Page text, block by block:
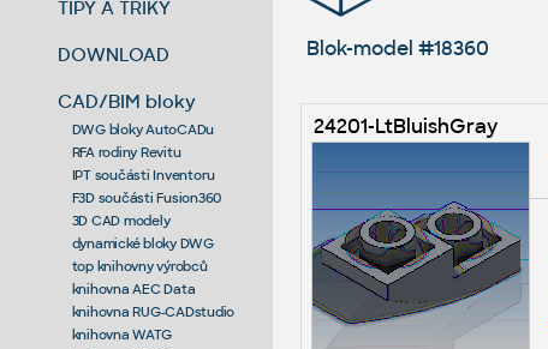
TIPY A TRIKY
DOWNLOAD
CAD/BIM bloky
DWG bloky AutoCADu
RFA rodiny Revitu
IPT součásti Inventoru
F3D součásti Fusion360
3D CAD modely
dynamické bloky DWG
top knihovny výrobců
knihovna AEC Data
knihovna RUG-CADstudio
knihovna WATG
Blok-model #18360
24201-LtBluishGray